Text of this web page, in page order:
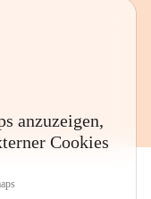
anzuzeigen,
Cookies